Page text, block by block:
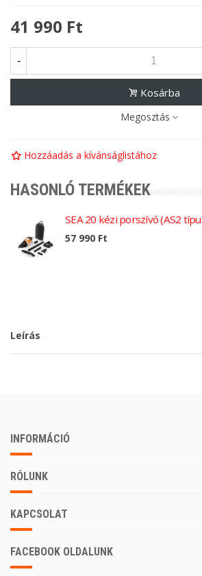
41 990 Ft
-
Kosárba
Megosztás
Hozzáadás a kívánságlistához
HASONLÓ TERMÉKEK
SEA 20 kézi porszívó (AS2
57 990 Ft
Leírás
INFORMÁCIÓ
RÓLUNK
KAPCSOLAT
FACEBOOK OLDALUNK